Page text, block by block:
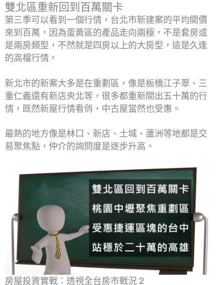
雙北區重新回到百萬關卡
第三季可以看到一個行情，台北市新建案的平均開價
來到百萬，因為蛋黃區的產品走向兩極，不是套房或
是兩房類型，不然就是四房以上的大房型，這是久逢
的高檔行情。
新北市的新案大多是在重劃區，像是板橋江子翠、三
重仁義還有新店央北等，很多都重新開出五十萬的行
情，既然新屋行情看俏，中古屋當然也受惠。
最熱的地方像是林口、新店、土城、蘆洲等地都是交
易聚焦點，仲介的詢問度是逐步升高。
房屋投資實戰：透視全台房市戰況 2